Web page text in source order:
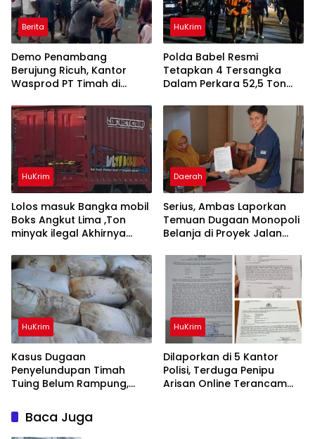
Berita
Demo Penambang
Berujung Ricuh, Kantor
Wasprod PT Timah di
HuKrim
Polda Babel Resmi
Tetapkan 4 Tersangka
Dalam Perkara 52,5 Ton
Belitung
HuKrim
Lolos masuk Bangka mobil
Boks Angkut Lima ,Ton
minyak ilegal Akhirnya
Daerah
Serius, Ambas Laporkan
‎Temuan Dugaan Monopoli
Belanja di Proyek Jalan
HuKrim
Kasus Dugaan
Penyelundupan Timah
Tuing Belum Rampung,
Dalam Informasi
Penyidikan
HuKrim
Dilaporkan di 5 Kantor
Polisi, Terduga Penipu
Arisan Online Terancam
Baca Juga